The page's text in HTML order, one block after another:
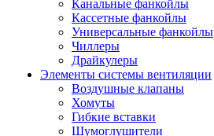
Канальные фанкойлы
Кассетные фанкойлы
Универсальные фанкойлы
Чиллеры
Драйкулеры
Элементы системы вентиляции
Воздушные клапаны
Хомуты
Гибкие вставки
Шумоглушители